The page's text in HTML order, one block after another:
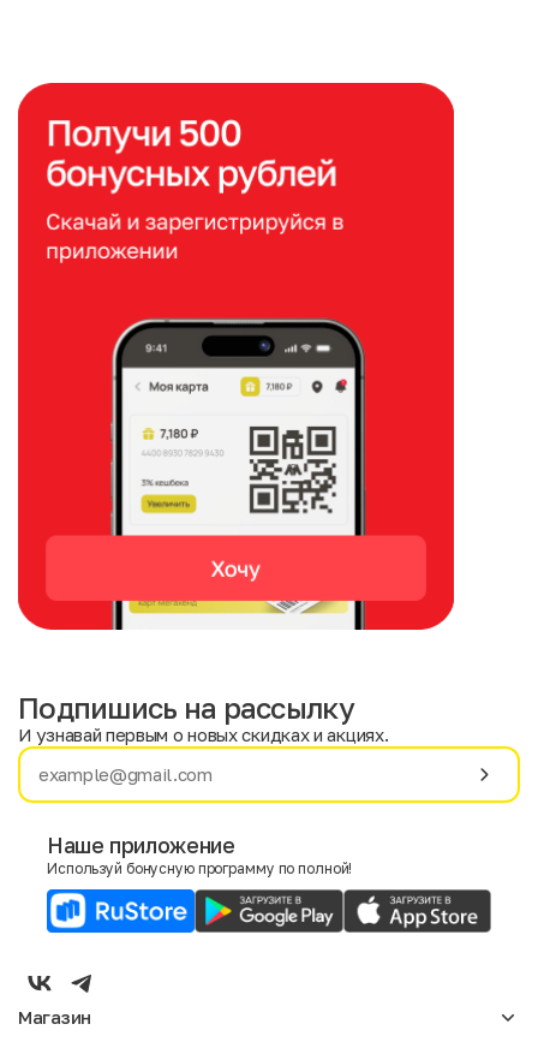
Имя
E-mail
Мужской
Подпишись на рассылку
И узнавай первым о новых скидках и акциях.
Наше приложение
Используй бонусную программу по полной!
Магазин